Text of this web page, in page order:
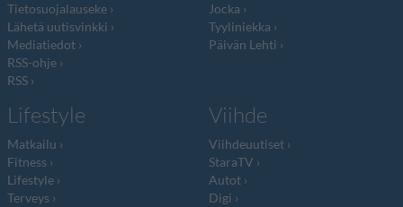
Tietosuojalauseke
Lähetä uutisvinkki
Mediatiedot
RSS-ohje
RSS
Jocka
Tyyliniekka
Päivän Lehti
Lifestyle
Matkailu
Fitness
Lifestyle
Terveys
Viihde
Viihdeuutiset
StaraTV
Autot
Digi